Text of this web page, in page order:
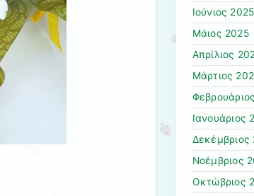
Ιούνιος 2025
Μάιος 2025
Απρίλιος
Μάρτιος
Ιανουάριος
Δεκέμβριος
Νοέμβριος
Οκτώβριος